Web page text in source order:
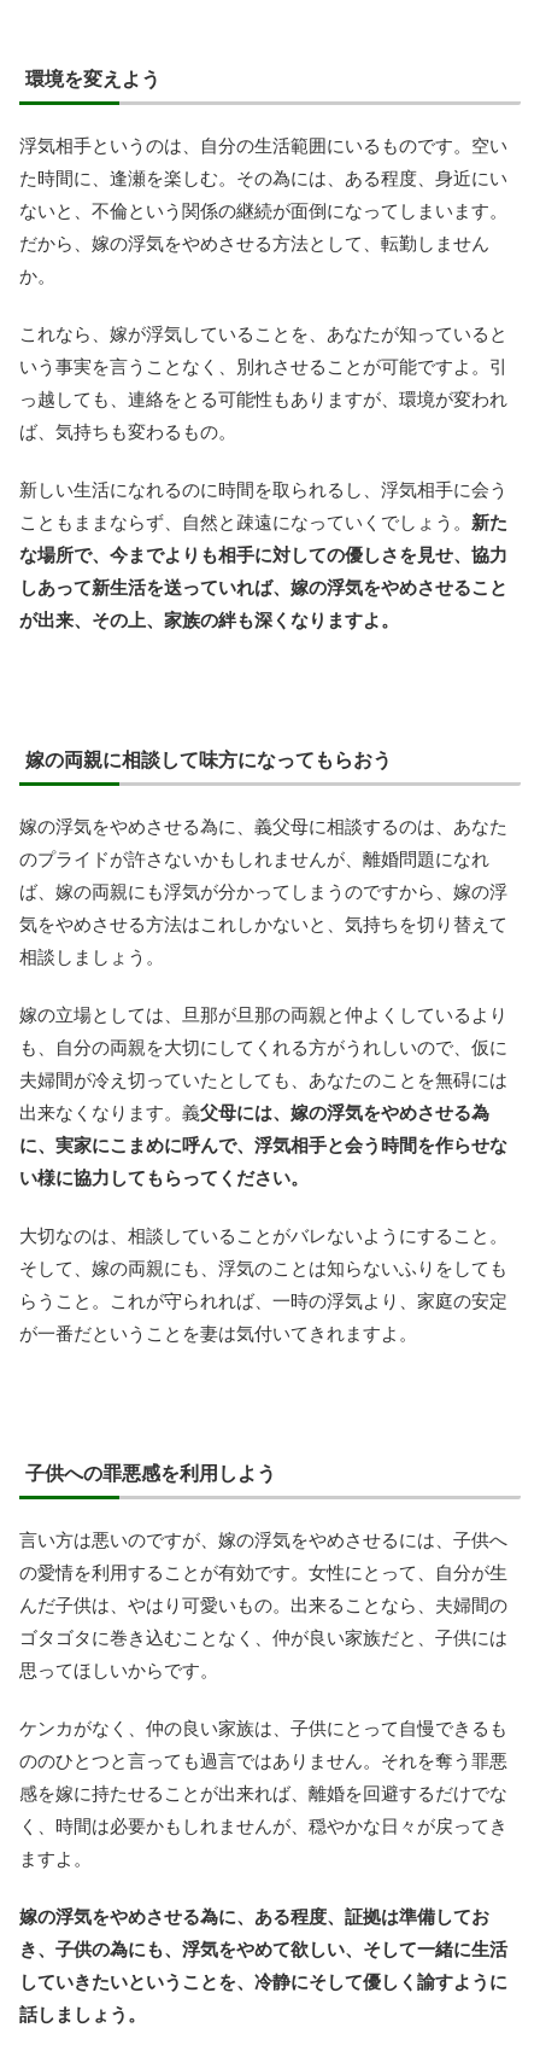
環境を変えよう
浮気相手というのは、自分の生活範囲にいるものです。空い
た時間に、逢瀬を楽しむ。その為には、ある程度、身近にい
ないと、不倫という関係の継続が面倒になってしまいます。
だから、嫁の浮気をやめさせる方法として、転勤しません
か。
これなら、嫁が浮気していることを、あなたが知っていると
いう事実を言うことなく、別れさせることが可能ですよ。引
っ越しても、連絡をとる可能性もありますが、環境が変われ
ば、気持ちも変わるもの。
新しい生活になれるのに時間を取られるし、浮気相手に会う
こともままならず、自然と疎遠になっていくでしょう。 新た
な場所で、今までよりも相手に対しての優しさを見せ、協力
しあって新生活を送っていれば、嫁の浮気をやめさせること
が出来、その上、家族の絆も深くなりますよ。
嫁の両親に相談して味方になってもらおう
嫁の浮気をやめさせる為に、義父母に相談するのは、あなた
のプライドが許さないかもしれませんが、離婚問題になれ
ば、嫁の両親にも浮気が分かってしまうのですから、嫁の浮
気をやめさせる方法はこれしかないと、気持ちを切り替えて
相談しましょう。
嫁の立場としては、旦那が旦那の両親と仲よくしているより
も、自分の両親を大切にしてくれる方がうれしいので、仮に
夫婦間が冷え切っていたとしても、あなたのことを無碍には
出来なくなります。義父母には、嫁の浮気をやめさせる為
に、実家にこまめに呼んで、浮気相手と会う時間を作らせな
い様に協力してもらってください。
大切なのは、相談していることがバレないようにすること。
そして、嫁の両親にも、浮気のことは知らないふりをしても
らうこと。これが守られれば、一時の浮気より、家庭の安定
が一番だということを妻は気付いてきれますよ。
子供への罪悪感を利用しよう
言い方は悪いのですが、嫁の浮気をやめさせるには、子供へ
の愛情を利用することが有効です。女性にとって、自分が生
んだ子供は、やはり可愛いもの。出来ることなら、夫婦間の
ゴタゴタに巻き込むことなく、仲が良い家族だと、子供には
思ってほしいからです。
ケンカがなく、仲の良い家族は、子供にとって自慢できるも
ののひとつと言っても過言ではありません。それを奪う罪悪
感を嫁に持たせることが出来れば、離婚を回避するだけでな
く、時間は必要かもしれませんが、穏やかな日々が戻ってき
ますよ。
嫁の浮気をやめさせる為に、ある程度、証拠は準備してお
き、子供の為にも、浮気をやめて欲しい、そして一緒に生活
していきたいということを、冷静にそして優しく諭すように
話しましょう。